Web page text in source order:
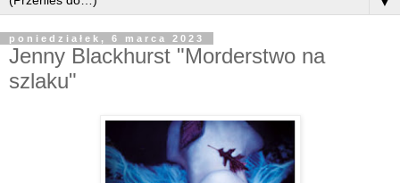
poniedziałek, 6 marca 2023
Jenny Blackhurst "Morderstwo na
szlaku"